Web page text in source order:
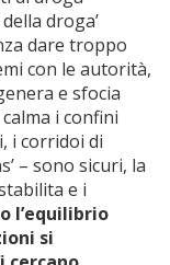
droga’
dare troppo
con le autorità,
e sfocia
i confini
i corridoi di
– sono sicuri, la
e i
l’equilibrio
si